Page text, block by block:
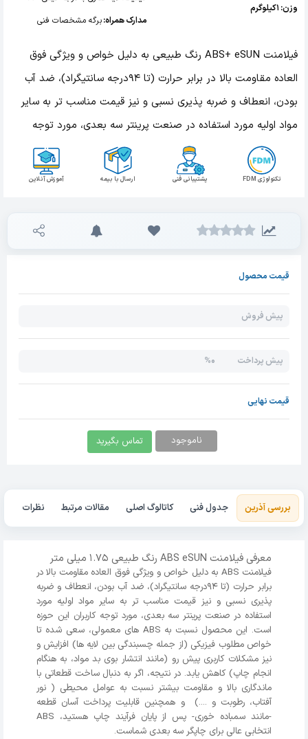
وزن: 1کیلوگرم
مدارک همراه:برگه مشخصات فنی
فیلامنت ABS+ eSUN رنگ طبیعی به دلیل خواص و ویژگی فوق
العاده مقاومت بالا در برابر حرارت (تا 94درجه سانتیگراد)، ضد آب
بودن، انعطاف و ضربه پذیری نسبی و نیز قیمت مناسب تر به سایر
مواد اولیه مورد استفاده در صنعت پرینتر سه بعدی، مورد توجه
کاربران این حوزه است.
آموزش آنلاین ارسال با بیمه پشتیبانی فنی تکنولوژی FDM
قیمت محصول
پیش فروش
پیش پرداخت 0%
قیمت نهایی
ناموجود تماس بگیرید
بررسی آذرین جدول فنی کاتالوگ اصلی مقالات مرتبط نظرات
معرفی فیلامنت ABS eSUN رنگ طبیعی 1.75 میلی متر
فیلامنت ABS به دلیل خواص و ویژگی فوق العاده مقاومت بالا در
برابر حرارت (تا 94درجه سانتیگراد)، ضد آب بودن، انعطاف و ضربه
پذیری نسبی و نیز قیمت مناسب تر به سایر مواد اولیه مورد
استفاده در صنعت پرینتر سه بعدی، مورد توجه کاربران این حوزه
است. این محصول نسبت به ABS های معمولی، سعی شده تا
خواص مطلوب فیزیکی (از جمله چسبندگی بین لایه ها) افزایش و
نیز مشکلات کاربری پیش رو (مانند انتشار بوی بد مواد، به هنگام
انجام چاپ) کاهش یابد. در نتیجه، اگر به دنبال ساخت قطعاتی با
ماندگاری بالا و مقاومت بیشتر نسبت به عوامل محیطی ( نور
آفتاب، رطوبت و ....) و همچنین قابلیت پرداخت آسان قطعه
-مانند سمباده خوری- پس از پایان فرآیند چاپ هستید، ABS
انتخابی عالی برای چاپگر سه بعدی شماست.